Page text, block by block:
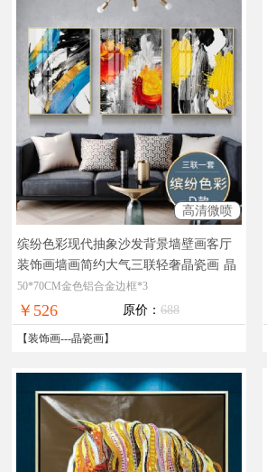
高清微喷
缤纷色彩现代抽象沙发背景墙壁画客厅
装饰画墙画简约大气三联轻奢晶瓷画 晶
莹剔透奢华极致工厂直销十五天无理由
退换
50*70CM金色铝合金边框*3
￥526 原价： 688
【装饰画---晶瓷画】